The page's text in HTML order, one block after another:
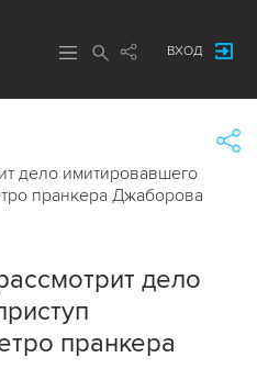
ВХОД
дело имитировавшего
пранкера Джаборова
дело
пранкера